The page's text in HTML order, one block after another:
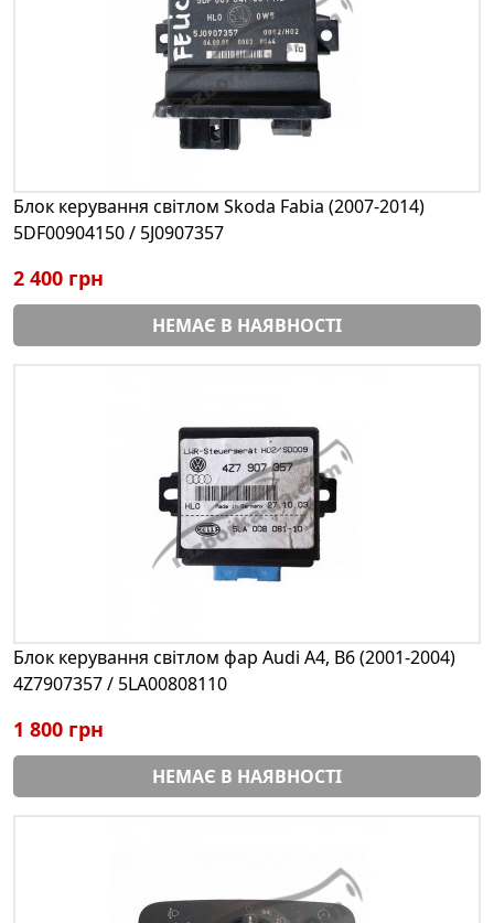
Блок керування світлом Skoda Fabia (2007-2014)
5DF00904150 / 5J0907357
2 400 грн
НЕМАЄ В НАЯВНОСТІ
Блок керування світлом фар Audi A4, B6 (2001-2004)
4Z7907357 / 5LA00808110
1 800 грн
НЕМАЄ В НАЯВНОСТІ